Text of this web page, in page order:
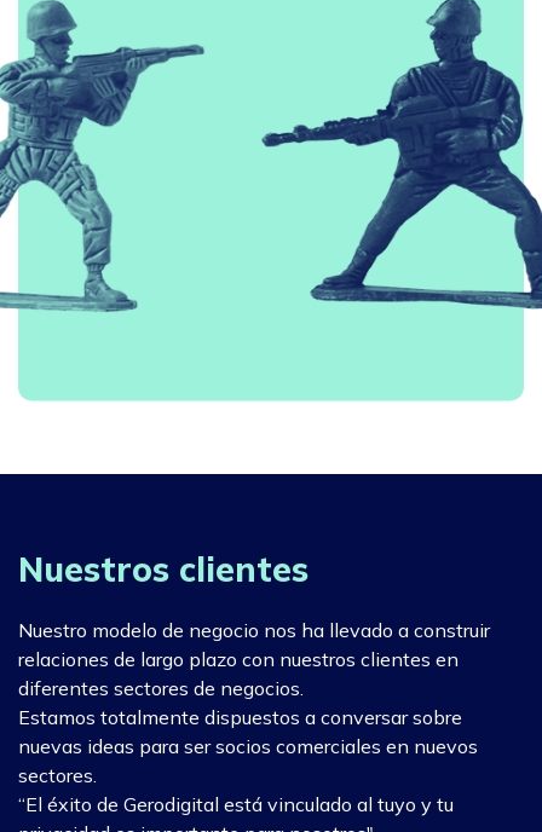
Nuestros clientes
Nuestro modelo de negocio nos ha llevado a construir
relaciones de largo plazo con nuestros clientes en
diferentes sectores de negocios.
Estamos totalmente dispuestos a conversar sobre
nuevas ideas para ser socios comerciales en nuevos
sectores.
“El éxito de Gerodigital está vinculado al tuyo y tu